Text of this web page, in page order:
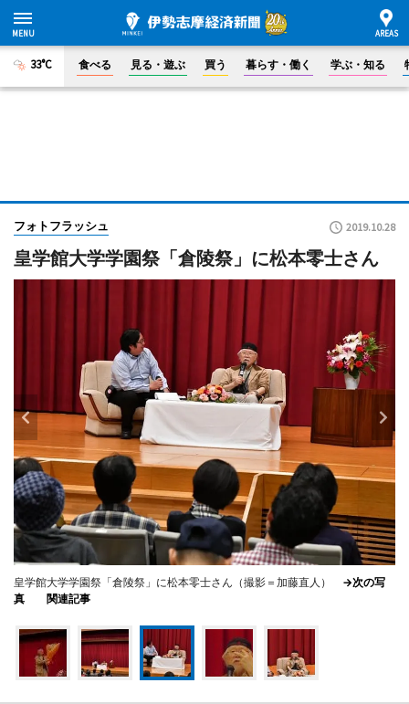
33°C 食べる 見る・遊ぶ 買う 暮らす・働く 学ぶ・知る
フォトフラッシュ 2019.10.28
皇学館大学学園祭「倉陵祭」に松本零士さん
皇学館大学学園祭「倉陵祭」に松本零士さん（撮影＝加藤直人） →次の写
真
関連記事